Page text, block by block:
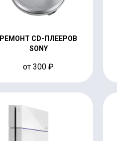
РЕМОНТ CD-ПЛЕЕРОВ
SONY
от 300 ₽